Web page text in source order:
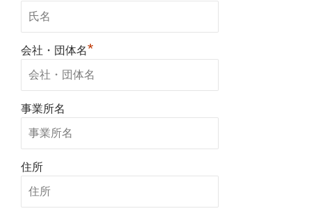
会社・団体名*
事業所名
住所